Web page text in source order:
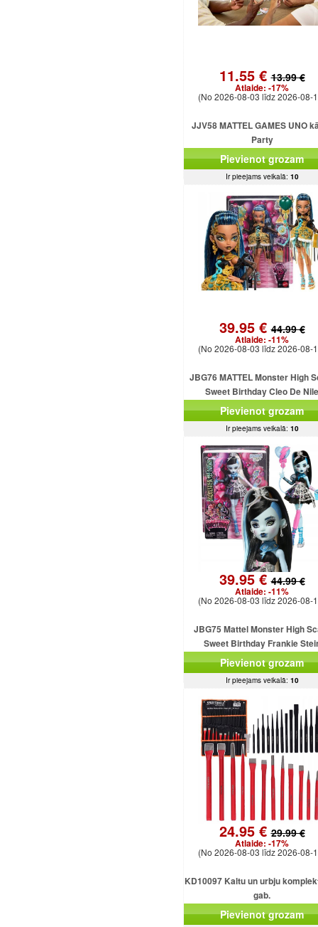
11.55 €13.99 €
Atlaide: -17%
(No 2026-08-03 līdz 2026-08-
JJV58 MATTEL GAMES UNO
Party
Pievienot grozam
Ir pieejams veikalā: 10
39.95 €44.99 €
Atlaide: -11%
(No 2026-08-03 līdz 2026-08-
JBG76 MATTEL Monster High
Sweet Birthday Cleo De Nile
Pievienot grozam
Ir pieejams veikalā: 10
39.95 €44.99 €
Atlaide: -11%
(No 2026-08-03 līdz 2026-08-
JBG75 Mattel Monster High
Sweet Birthday Frankie
Pievienot grozam
Ir pieejams veikalā: 10
24.95 €29.99 €
Atlaide: -17%
(No 2026-08-03 līdz 2026-08-
KD10097 Kaltu un urbju
gab.
Pievienot grozam